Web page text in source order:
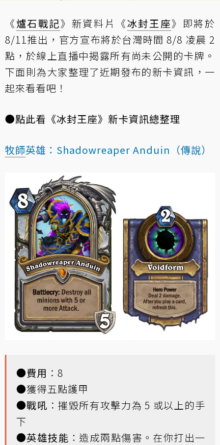
《爐石戰記》新資料片《冰封王座》即將於
8/11推出，官方宣布將於台灣時間 8/8 凌晨 2
點，於線上直播中揭露所有尚未公開的卡牌。
下面則為大家整理了近期發布的新卡資訊，一
起來看看吧！
●點此看《冰封王座》新卡資訊總整理
牧師英雄：Shadowreaper Anduin（傳說）
●費用 ：8
●獲得五點護甲
●戰吼 ：摧毀所有攻擊力為 5 或以上的手
下
●英雄技能 ：造成兩點傷害。在你打出一